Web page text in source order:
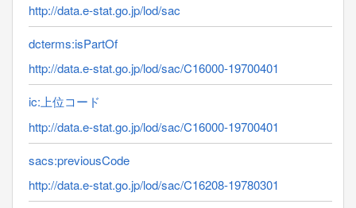
http://data.e-stat.go.jp/lod/sac
dcterms:isPartOf
http://data.e-stat.go.jp/lod/sac/C16000-19700401
ic:上位コード
http://data.e-stat.go.jp/lod/sac/C16000-19700401
sacs:previousCode
http://data.e-stat.go.jp/lod/sac/C16208-19780301